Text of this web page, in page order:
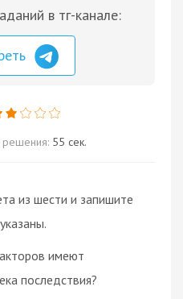
в тг-канале:
55 сек.
из шести и запишите
имеют
последствия?